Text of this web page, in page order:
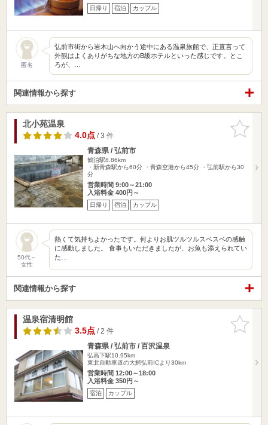
日帰り 宿泊 カップル
匿名
弘前市街から岩木山へ向かう途中にある温泉旅館で、正直言って
外観はよくありがちな地方のB級ホテルといった感じです。とこ
ろが、…
関連情報から探す
お気に入
りに追加
北小苑温泉
4.0点/ 3 件
青森県 / 弘前市
鶴泊駅8.86km
・新青森駅から60分 ・青森空港から45分 ・弘前駅から30
分
営業時間 9:00～21:00
入浴料金 400円～
日帰り 宿泊 カップル
50代～
女性
熱くて気持ちよかったです。何よりお肌ツルツルスベスベの感触
に感動しました。 食事もいただきましたが、お魚も添えられてい
た…
関連情報から探す
お気に入
りに追加
温泉宿清明館
3.5点/ 2 件
青森県 / 弘前市 / 百沢温泉
弘高下駅10.95km
東北自動車道の大鰐弘前ICより30km
営業時間 12:00～18:00
入浴料金 350円～
宿泊 カップル